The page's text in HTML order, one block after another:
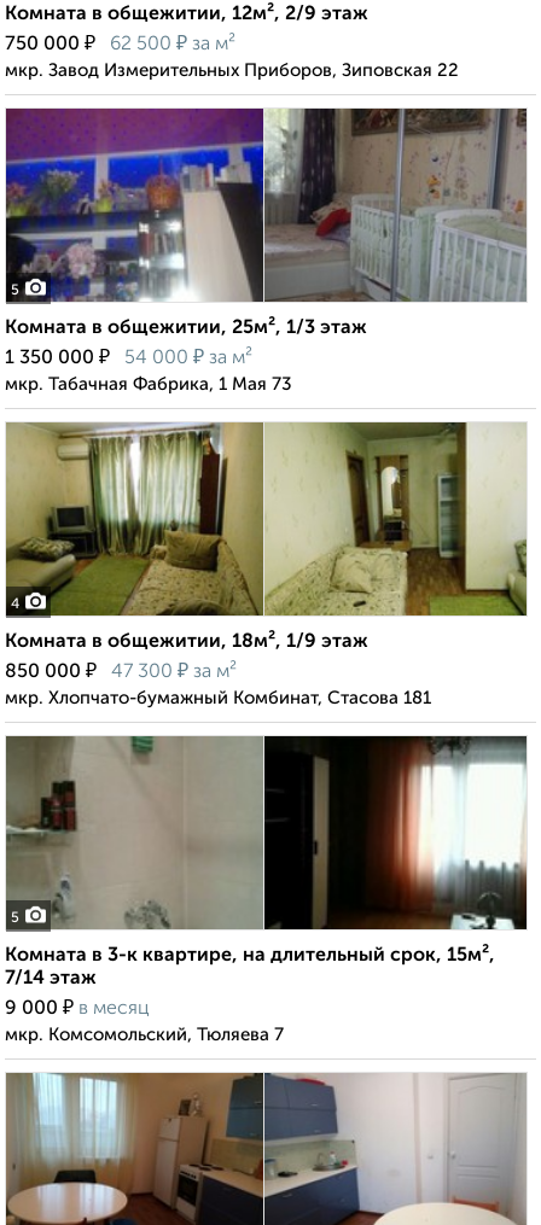
Комната в общежитии, 12м², 2/9 этаж
750 000 ₽ 62 500 ₽ за м²
мкр. Завод Измерительных Приборов, Зиповская 22
5
Комната в общежитии, 25м², 1/3 этаж
1 350 000 ₽ 54 000 ₽ за м²
мкр. Табачная Фабрика, 1 Мая 73
4
Комната в общежитии, 18м², 1/9 этаж
850 000 ₽ 47 300 ₽ за м²
мкр. Хлопчато-бумажный Комбинат, Стасова 181
5
Комната в 3-к квартире, на длительный срок, 15м²,
7/14 этаж
9 000 ₽ в месяц
мкр. Комсомольский, Тюляева 7